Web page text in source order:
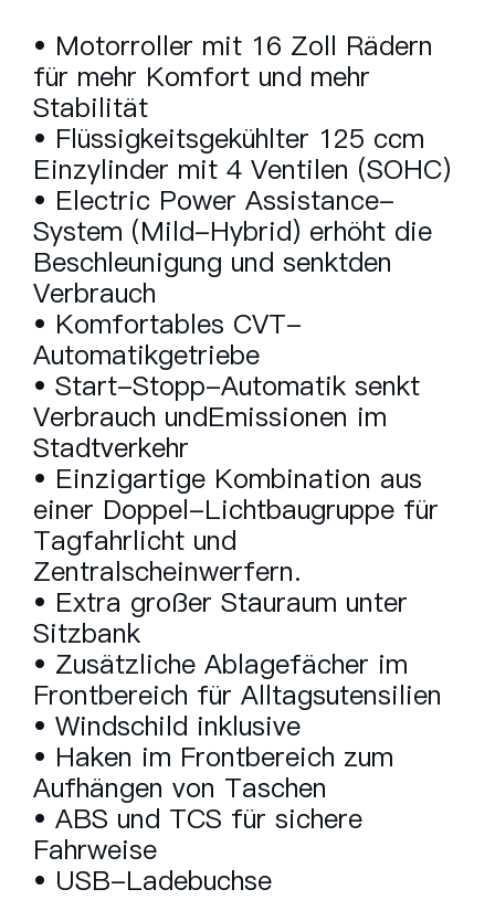
• Motorroller mit 16 Zoll Rädern
für mehr Komfort und mehr
Stabilität
• Flüssigkeitsgekühlter 125 ccm
Einzylinder mit 4 Ventilen (SOHC)
• Electric Power Assistance-
System (Mild-Hybrid) erhöht die
Beschleunigung und senktden
Verbrauch
• Komfortables CVT-
Automatikgetriebe
• Start-Stopp-Automatik senkt
Verbrauch undEmissionen im
Stadtverkehr
• Einzigartige Kombination aus
einer Doppel-Lichtbaugruppe für
Tagfahrlicht und
Zentralscheinwerfern.
• Extra großer Stauraum unter
Sitzbank
• Zusätzliche Ablagefächer im
Frontbereich für Alltagsutensilien
• Windschild inklusive
• Haken im Frontbereich zum
Aufhängen von Taschen
• ABS und TCS für sichere
Fahrweise
• USB-Ladebuchse